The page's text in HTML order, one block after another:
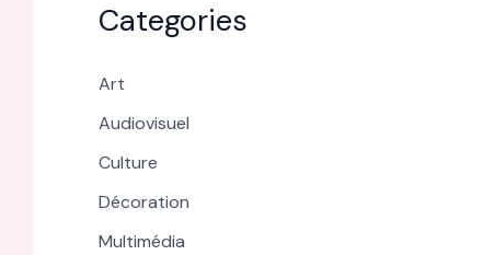
Categories
Art
Audiovisuel
Culture
Décoration
Multimédia